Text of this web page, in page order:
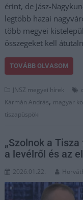
érint, de Jász-
legtöbb hazai
több megyei
összegeket kell
TOVÁBB OLVASOM
JNSZ megyei hírek
Kármán András, magyar
tiszapüspöki
„Szolnok a
a levélről és az
2026.01.22.